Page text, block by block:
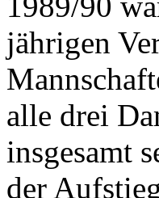
jährigen
alle drei
insgesamt
der